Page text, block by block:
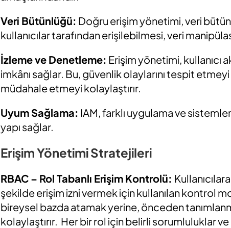
Veri Bütünlüğü: Doğru erişim yönetimi, veri
kullanıcılar tarafından erişilebilmesi, veri
İzleme ve Denetleme: Erişim yönetimi,
imkânı sağlar. Bu, güvenlik olaylarını tespit
müdahale etmeyi kolaylaştırır.
Uyum Sağlama: IAM, farklı uygulama ve
yapı sağlar.
Erişim Yönetimi Stratejileri
RBAC – Rol Tabanlı Erişim Kontrolü:
şekilde erişim izni vermek için kullanılan kontrol
bireysel bazda atamak yerine, önceden
kolaylaştırır. Her bir rol için belirli sorumluluklar ve